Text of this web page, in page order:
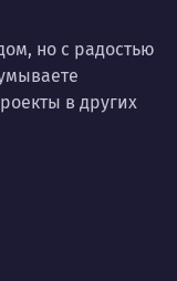
но с радостью
в других